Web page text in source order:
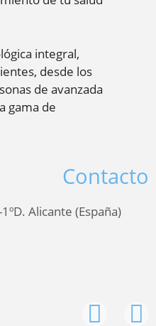
integral,
desde los
de avanzada
gama de
Contacto
Alicante (España)